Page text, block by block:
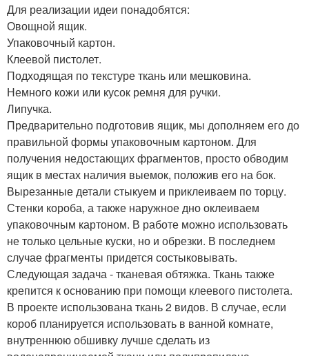
Для реализации идеи понадобятся:
Овощной ящик.
Упаковочный картон.
Клеевой пистолет.
Подходящая по текстуре ткань или мешковина.
Немного кожи или кусок ремня для ручки.
Липучка.
Предварительно подготовив ящик, мы дополняем его до
правильной формы упаковочным картоном. Для
получения недостающих фрагментов, просто обводим
ящик в местах наличия выемок, положив его на бок.
Вырезанные детали стыкуем и приклеиваем по торцу.
Стенки короба, а также наружное дно оклеиваем
упаковочным картоном. В работе можно использовать
не только цельные куски, но и обрезки. В последнем
случае фрагменты придется состыковывать.
Следующая задача - тканевая обтяжка. Ткань также
крепится к основанию при помощи клеевого пистолета.
В проекте использована ткань 2 видов. В случае, если
короб планируется использовать в ванной комнате,
внутреннюю обшивку лучше сделать из